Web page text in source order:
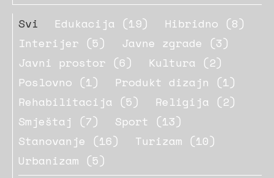
Svi Edukacija (19)
Hibridno (8)
Interijer (5)
Javne zgrade (3)
Javni prostor (6)
Kultura (2)
Poslovno (1)
Produkt dizajn (1)
Rehabilitacija (5)
Religija (2)
Smještaj (7)
Sport (13)
Stanovanje (16)
Turizam (10)
Urbanizam (5)